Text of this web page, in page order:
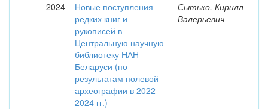
2024
Новые поступления
редких книг и
рукописей в
Центральную научную
библиотеку НАН
Беларуси (по
результатам полевой
археографии в 2022–
2024 гг.)
Сытько, Кирилл
Валерьевич